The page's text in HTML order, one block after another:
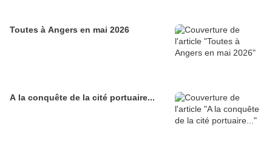
Toutes à Angers en mai 2026
A la conquête de la cité portuaire...